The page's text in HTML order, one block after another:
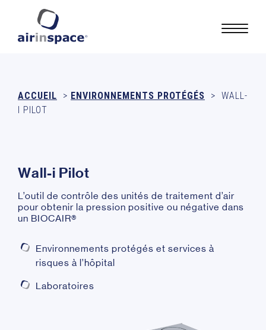
ACCUEIL > ENVIRONNEMENTS PROTÉGÉS > WALL-
I PILOT
Wall-i Pilot
L’outil de contrôle des unités de traitement d’air
pour obtenir la pression positive ou négative dans
un BIOCAIR®
Environnements protégés et services à
risques à l’hôpital
Laboratoires